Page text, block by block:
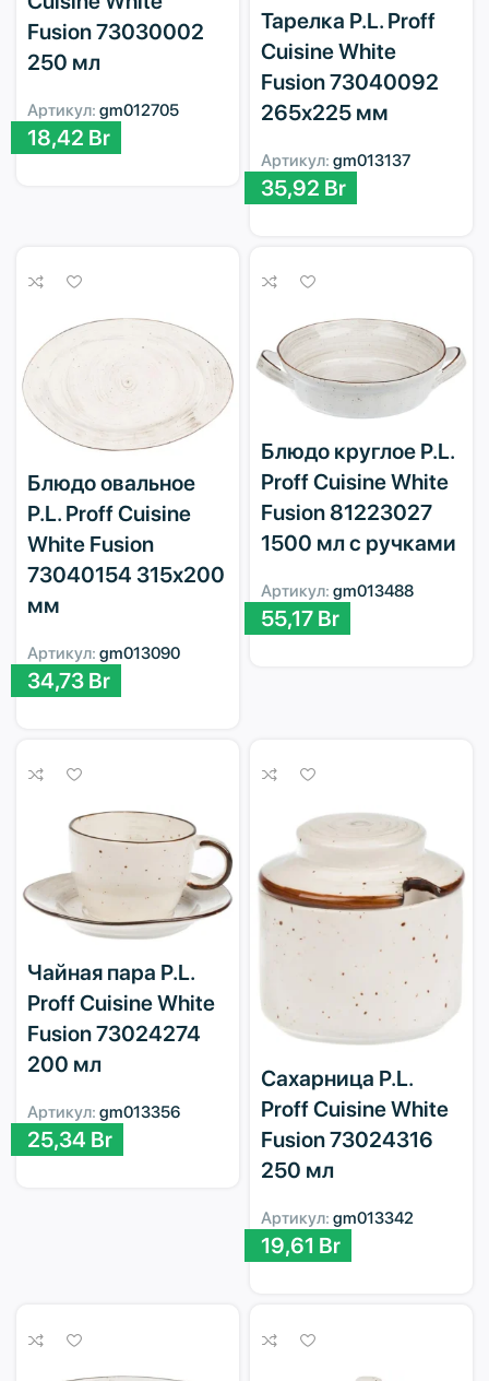
Fusion 73030002
250 мл
Артикул: gm012705
18,42 Br
Тарелка P.L. Proff
Cuisine White
Fusion 73040092
265х225 мм
Артикул: gm013137
35,92 Br
Блюдо овальное
P.L. Proff Cuisine
White Fusion
73040154 315х200
мм
Артикул: gm013090
34,73 Br
Блюдо круглое P.L.
Proff Cuisine White
Fusion 81223027
1500 мл с ручками
Артикул: gm013488
55,17 Br
Чайная пара P.L.
Proff Cuisine White
Fusion 73024274
200 мл
Артикул: gm013356
25,34 Br
Сахарница P.L.
Proff Cuisine White
Fusion 73024316
250 мл
Артикул: gm013342
19,61 Br